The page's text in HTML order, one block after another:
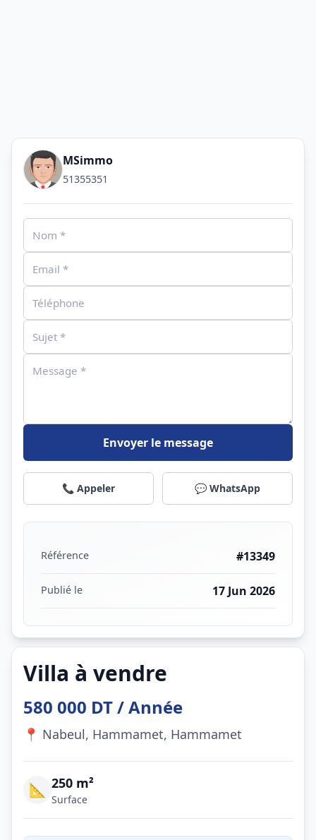
Villa à vendre
580 000 DT / Année
📍 Nabeul, Hammamet, Hammamet
📐 250 m²
Surface
MSimmo
51355351
Envoyer le message
📞 Appeler 💬 WhatsApp
Référence #13349
Publié le 17 Jun 2026